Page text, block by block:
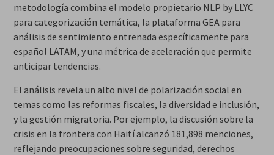
metodología combina el modelo propietario NLP by LLYC
para categorización temática, la plataforma GEA para
análisis de sentimiento entrenada específicamente para
español LATAM, y una métrica de aceleración que permite
anticipar tendencias.
El análisis revela un alto nivel de polarización social en
temas como las reformas fiscales, la diversidad e inclusión,
y la gestión migratoria. Por ejemplo, la discusión sobre la
crisis en la frontera con Haití alcanzó 181,898 menciones,
reflejando preocupaciones sobre seguridad, derechos